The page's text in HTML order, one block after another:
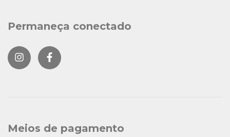
Permaneça conectado
Meios de pagamento